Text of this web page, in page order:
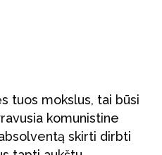
tuos mokslus, tai būsi
komunistine
skirti dirbti